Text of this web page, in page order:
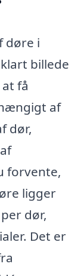
døre i
billede
få
af
dør,
forvente,
ligger
dør,
Det er